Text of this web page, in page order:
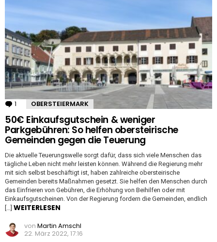
STORIES
1 Kommentar
OBERSTEIERMARK
50€ Einkaufsgutschein & weniger
Parkgebühren: So helfen obersteirische
Gemeinden gegen die Teuerung
Die aktuelle Teuerungswelle sorgt dafür, dass sich viele Menschen das
tägliche Leben nicht mehr leisten können. Während die Regierung mehr
mit sich selbst beschäftigt ist, haben zahlreiche obersteirische
Gemeinden bereits Maßnahmen gesetzt. Sie helfen den Menschen durch
das Einfrieren von Gebühren, die Erhöhung von Beihilfen oder mit
Einkaufsgutscheinen. Von der Regierung fordern die Gemeinden, endlich
WEITERLESEN
von Martin Amschl
22. März 2022, 17:16